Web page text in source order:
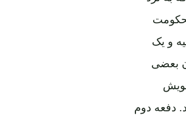
و یک
بعضی
دفعه دوم